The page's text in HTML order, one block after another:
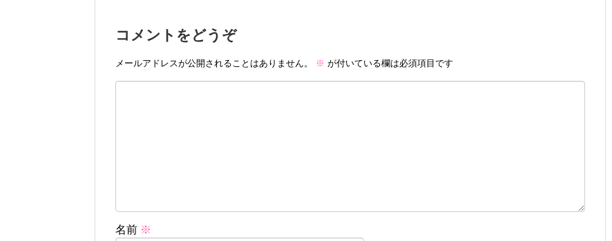
コメントをどうぞ
メールアドレスが公開されることはありません。 ※ が付いている欄は必須項目です
名前 ※